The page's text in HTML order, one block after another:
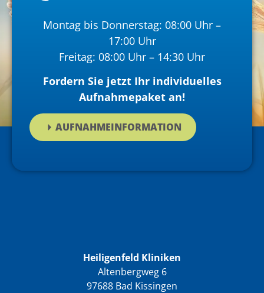
Montag bis Donnerstag: 08:00 Uhr –
17:00 Uhr
Freitag: 08:00 Uhr – 14:30 Uhr
Fordern Sie jetzt Ihr individuelles
Aufnahmepaket an!
AUFNAHMEINFORMATION
Heiligenfeld Kliniken
Altenbergweg 6
97688 Bad Kissingen